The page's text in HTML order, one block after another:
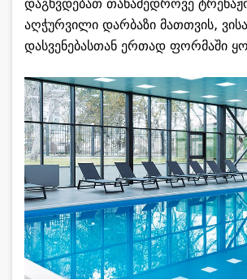
დაგხვდებათ თანამედროვე
აღჭურვილი დარბაზი მათთვის,
დასვენებასთან ერთად ფორმაში